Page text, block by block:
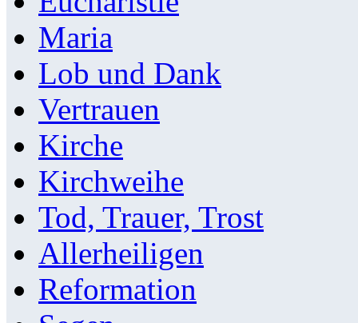
Maria
Lob und Dank
Vertrauen
Kirche
Kirchweihe
Tod, Trauer, Trost
Allerheiligen
Reformation